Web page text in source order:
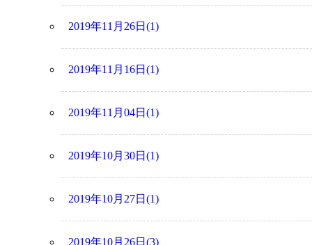
2019年11月26日(1)
2019年11月16日(1)
2019年11月04日(1)
2019年10月30日(1)
2019年10月27日(1)
2019年10月26日(3)